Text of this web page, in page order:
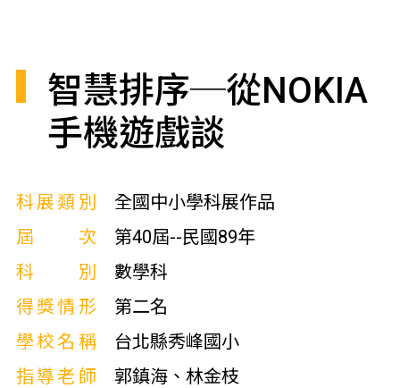
智慧排序─從NOKIA
手機遊戲談
科展類別
全國中小學科展作品
屆次
第40屆--民國89年
科別
數學科
得獎情形
第二名
學校名稱
台北縣秀峰國小
指導老師
郭鎮海、林金枝